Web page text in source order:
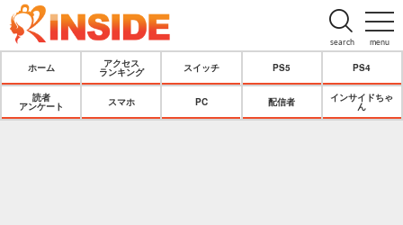
menu
search
ホーム
アクセス
ランキング
スイッチ PS5 PS4
読者
アンケート
スマホ PC 配信者
インサイドちゃ
ん